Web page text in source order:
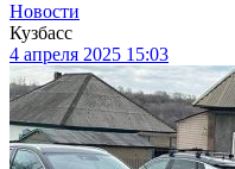
Новости
Кузбасс
4 апреля 2025 15:03